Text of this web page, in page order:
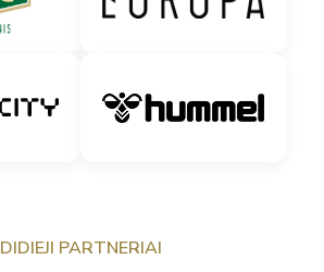
DIDIEJI PARTNERIAI